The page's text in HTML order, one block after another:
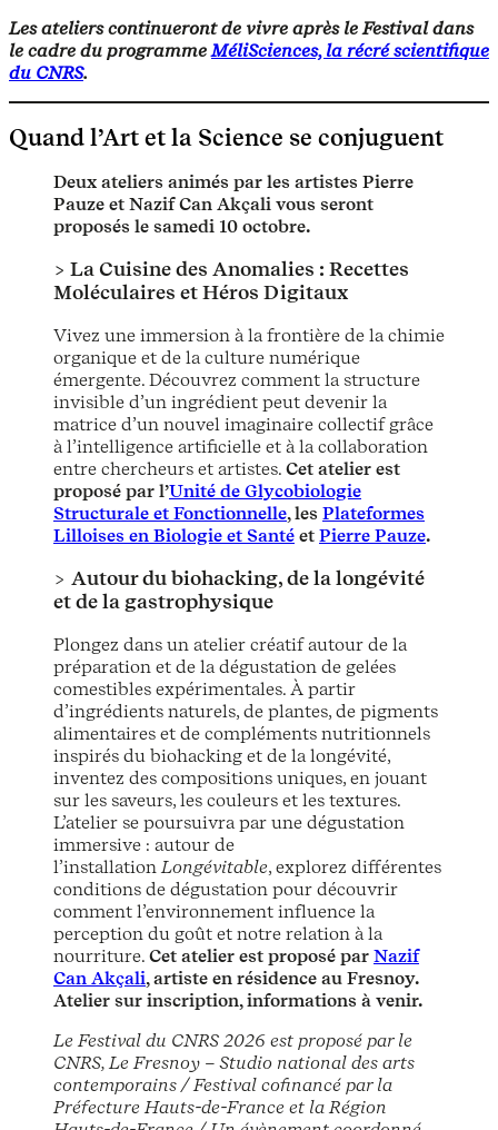
Les ateliers continueront de vivre après le Festival dans
le cadre du programmeMéliSciences, la récré scientifique
du CNRS.
Quand l’Art et la Science se conjuguent
Deux ateliers animés par les artistes Pierre
Pauze et Nazif Can Akçali vous seront
proposés le samedi 10 octobre.
> La Cuisine des Anomalies : Recettes
Moléculaires et Héros Digitaux
Vivez une immersion à la frontière de la chimie
organique et de la culture numérique
émergente. Découvrez comment la structure
invisible d’un ingrédient peut devenir la
matrice d’un nouvel imaginaire collectif grâce
à l’intelligence artificielle et à la collaboration
entre chercheurs et artistes. Cet atelier est
proposé par l’Unité de Glycobiologie
Structurale et Fonctionnelle, les Plateformes
Lilloises en Biologie et Santé et Pierre Pauze.
> Autour du biohacking, de la longévité
et de la gastrophysique
Plongez dans un atelier créatif autour de la
préparation et de la dégustation de gelées
comestibles expérimentales. À partir
d’ingrédients naturels, de plantes, de pigments
alimentaires et de compléments nutritionnels
inspirés du biohacking et de la longévité,
inventez des compositions uniques, en jouant
sur les saveurs, les couleurs et les textures.
L’atelier se poursuivra par une dégustation
immersive : autour de
l’installation Longévitable, explorez différentes
conditions de dégustation pour découvrir
comment l’environnement influence la
perception du goût et notre relation à la
nourriture. Cet atelier est proposé par Nazif
Can Akçali, artiste en résidence au Fresnoy.
Atelier sur inscription, informations à venir.
Le Festival du CNRS 2026 est proposé par le
CNRS, Le Fresnoy – Studio national des arts
contemporains / Festival cofinancé par la
Préfecture Hauts-de-France et la Région